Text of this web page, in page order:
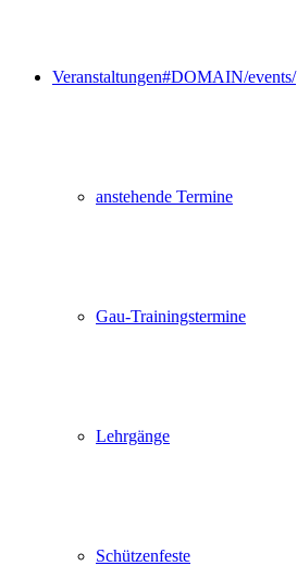
Veranstaltungen#DOMAIN/events/
anstehende Termine
Gau-Trainingstermine
Lehrgänge
Schützenfeste